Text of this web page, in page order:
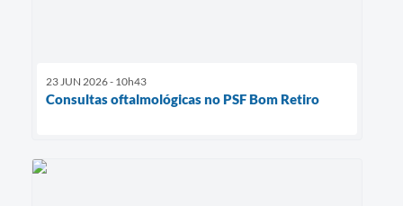
23 JUN 2026 - 10h43
Consultas oftalmológicas no PSF Bom Retiro